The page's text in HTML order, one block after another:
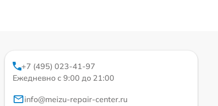
+7 (495) 023-41-97
Ежедневно с 9:00 до 21:00
info@meizu-repair-center.ru